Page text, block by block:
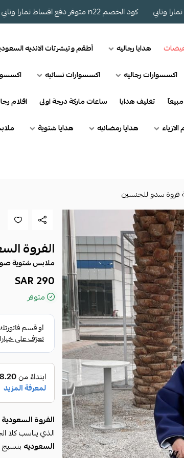
كود الخصم n22 متوفر دفع اقساط تمارا وتابي
هدايا رجاليه أطقم وتيشرتات الانديه
اكسسوارات رجاليه اكسسوارات نسائيه
مبيعآ تغليف هدايا ساعات ماركة درجة اولى اقلام
هدايا رمضانيه هدايا شتوية
فروة سدو للجنسين
الفروة
ملابس شتوية
290 SAR
متوفر
الفروة السعودية
الذي يناسب كلا
السعوديه بنسيج